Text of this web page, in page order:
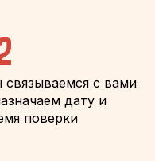
с вами
дату и
поверки